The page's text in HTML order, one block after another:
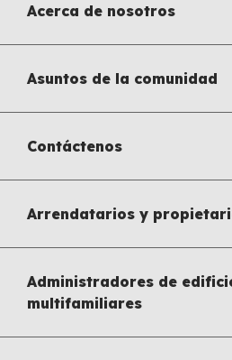
Acerca de nosotros
Asuntos de la comunidad
Contáctenos
Arrendatarios y
Administradores de
multifamiliares